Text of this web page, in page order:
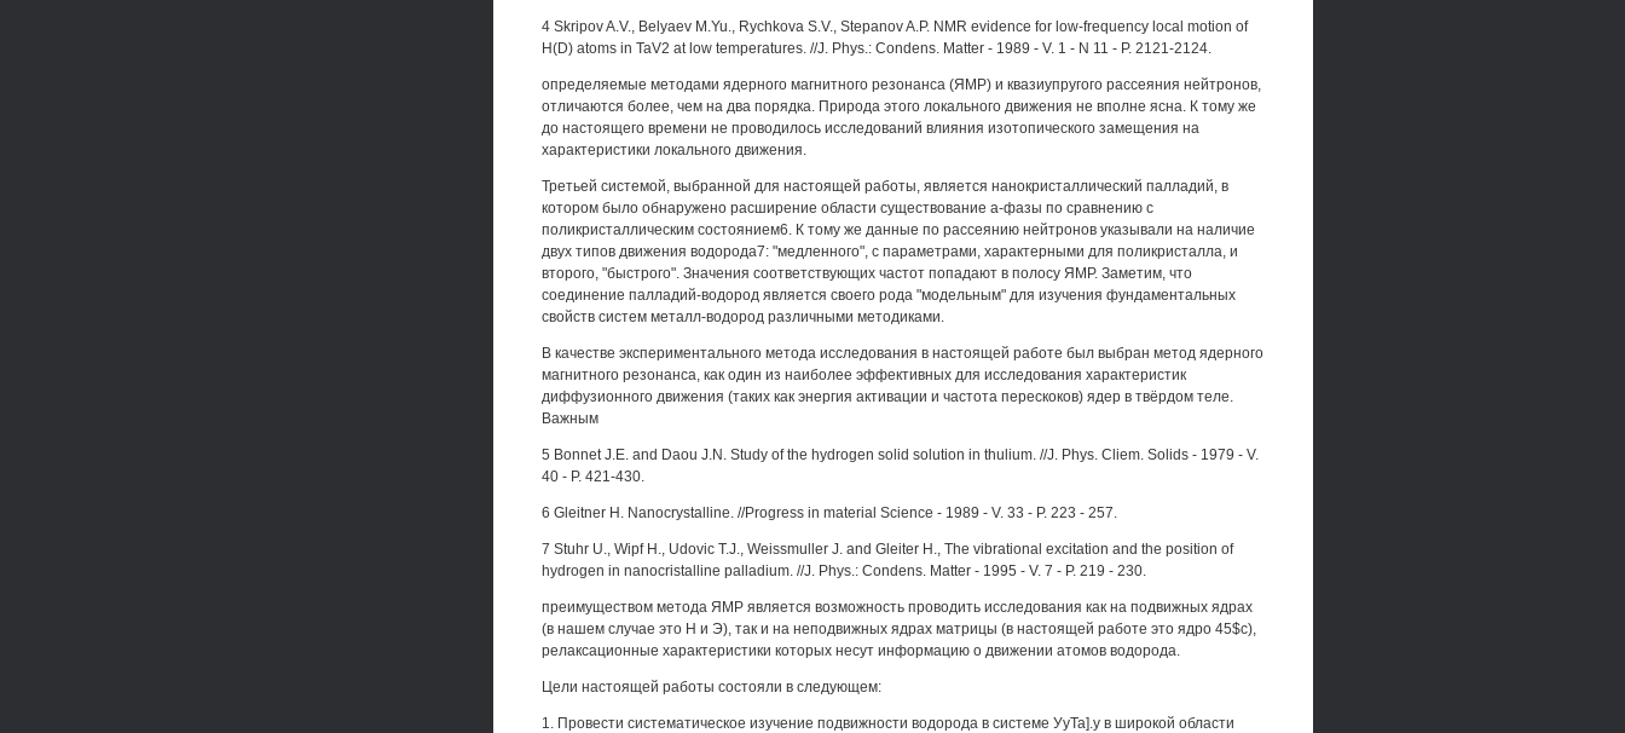
4 Skripov A.V., Belyaev M.Yu., Rychkova S.V., Stepanov A.P. NMR evidence for low-frequency local motion of
H(D) atoms in TaV2 at low temperatures. //J. Phys.: Condens. Matter - 1989 - V. 1 - N 11 - P. 2121-2124.
определяемые методами ядерного магнитного резонанса (ЯМР) и квазиупругого рассеяния нейтронов,
отличаются более, чем на два порядка. Природа этого локального движения не вполне ясна. К тому же
до настоящего времени не проводилось исследований влияния изотопического замещения на
характеристики локального движения.
Третьей системой, выбранной для настоящей работы, является нанокристаллический палладий, в
котором было обнаружено расширение области существование а-фазы по сравнению с
поликристаллическим состоянием6. К тому же данные по рассеянию нейтронов указывали на наличие
двух типов движения водорода7: "медленного", с параметрами, характерными для поликристалла, и
второго, "быстрого". Значения соответствующих частот попадают в полосу ЯМР. Заметим, что
соединение палладий-водород является своего рода "модельным" для изучения фундаментальных
свойств систем металл-водород различными методиками.
В качестве экспериментального метода исследования в настоящей работе был выбран метод ядерного
магнитного резонанса, как один из наиболее эффективных для исследования характеристик
диффузионного движения (таких как энергия активации и частота перескоков) ядер в твёрдом теле.
Важным
5 Bonnet J.E. and Daou J.N. Study of the hydrogen solid solution in thulium. //J. Phys. Cliem. Solids - 1979 - V.
40 - P. 421-430.
6 Gleitner H. Nanocrystalline. //Progress in material Science - 1989 - V. 33 - P. 223 - 257.
7 Stuhr U., Wipf H., Udovic T.J., Weissmuller J. and Gleiter H., The vibrational excitation and the position of
hydrogen in nanocristalline palladium. //J. Phys.: Condens. Matter - 1995 - V. 7 - P. 219 - 230.
преимуществом метода ЯМР является возможность проводить исследования как на подвижных ядрах
(в нашем случае это Н и Э), так и на неподвижных ядрах матрицы (в настоящей работе это ядро 45$с),
релаксационные характеристики которых несут информацию о движении атомов водорода.
Цели настоящей работы состояли в следующем:
1. Провести систематическое изучение подвижности водорода в системе УуТа].у в широкой области